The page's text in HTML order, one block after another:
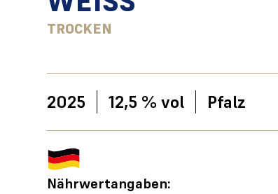
TROCKEN
2025 12,5 % vol Pfalz
Nährwertangaben: